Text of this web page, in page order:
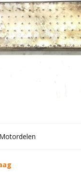
Motordelen